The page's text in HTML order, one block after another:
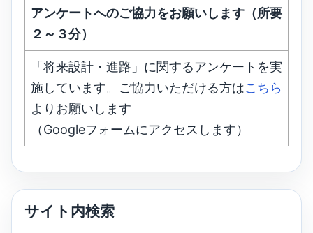
アンケートへのご協力をお願いします（所要
２～３分）
「将来設計・進路」に関するアンケートを実
施しています。ご協力いただける方はこちら
よりお願いします
（Googleフォームにアクセスします）
サイト内検索